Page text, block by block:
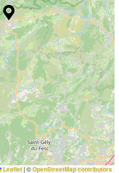
Leaflet | ©OpenStreetMap contributors